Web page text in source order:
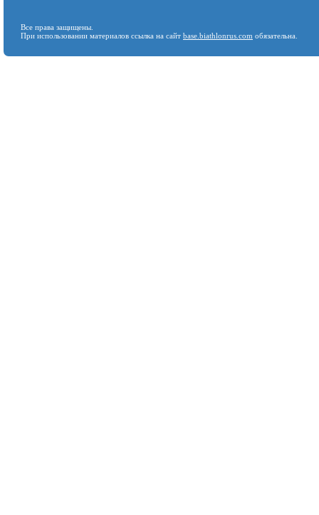
Все права защищены.
При использовании материалов ссылка на сайт base.biathlonrus.com обязательна.